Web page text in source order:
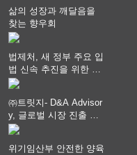
삶의 성장과 깨달음을
찾는 향우회
법제처, 새 정부 주요 입
법 신속 추진을 위한 중
앙부처 법무담당관 회의
㈜트릿지- D&A Advisor
y, 글로벌 시장 진출 위
한 전략적 업무협약 체
위기임산부 안전한 양육